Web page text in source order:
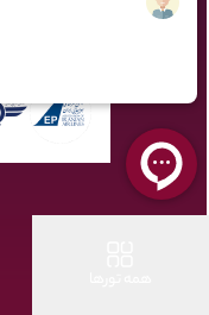
طراحی و توسعه